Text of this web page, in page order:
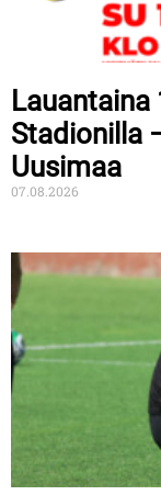
Stadionilla
Uusimaa
07.08.2026